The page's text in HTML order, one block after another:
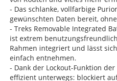
- Das schlanke, vollfarbige
gewünschten Daten bereit,
- Treks Removable Integrated
ist extrem
Rahmen integriert und lässt
einfach entnehmen.
- Dank der Lockout-Funktion
effizient unterwegs: blockiert